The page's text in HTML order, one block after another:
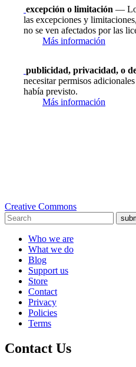
excepción o limitación —
las excepciones y
no se ven afectados por las
Más información
publicidad, privacidad, o
necesitar permisos
había previsto.
Más información
Creative Commons
Who we are
What we do
Blog
Support us
Store
Contact
Privacy
Policies
Terms
Contact Us